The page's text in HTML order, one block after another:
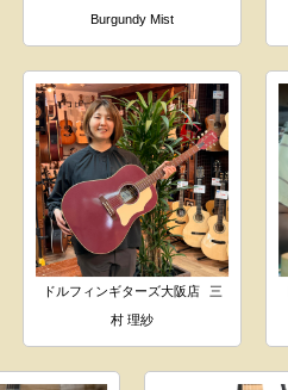
Burgundy Mist
ドルフィンギターズ大阪店
三
村 理紗